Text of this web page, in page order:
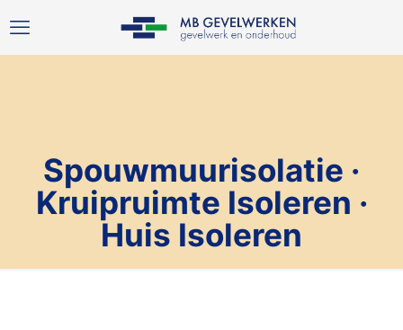
Spouwmuurisolatie ·
Kruipruimte Isoleren ·
Huis Isoleren